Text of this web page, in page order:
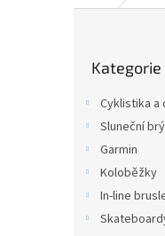
kategorie
Kategorie
Cyklistika a
Sluneční
Garmin
Koloběžky
In-line